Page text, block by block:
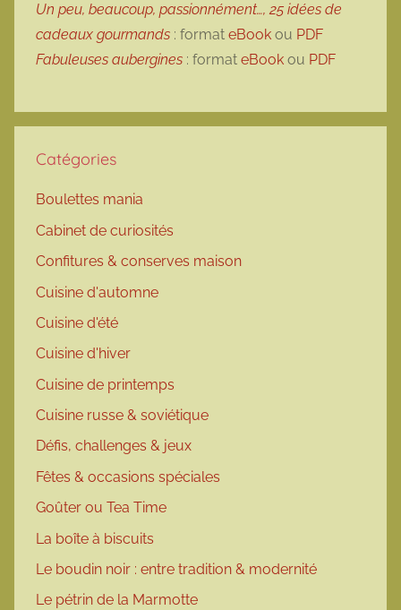
Un peu, beaucoup, passionnément…, 25 idées de
cadeaux gourmands : format eBook ou PDF
Fabuleuses aubergines : format eBook ou PDF
Catégories
Boulettes mania
Cabinet de curiosités
Confitures & conserves maison
Cuisine d'automne
Cuisine d'été
Cuisine d'hiver
Cuisine de printemps
Cuisine russe & soviétique
Défis, challenges & jeux
Fêtes & occasions spéciales
Goûter ou Tea Time
La boîte à biscuits
Le boudin noir : entre tradition & modernité
Le pétrin de la Marmotte